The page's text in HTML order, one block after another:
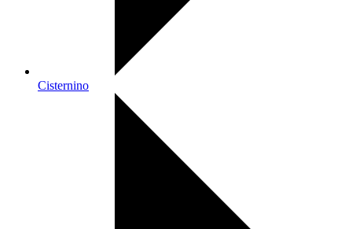
Cisternino